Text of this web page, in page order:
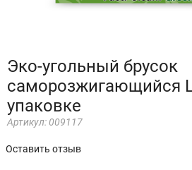
Эко-угольный брусок
саморозжигающийся
упаковке
Артикул: 009117
Оставить отзыв